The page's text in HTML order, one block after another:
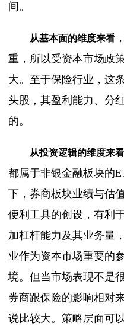
间。
从基本面的维度来看
重，所以受资本市场政
大。至于保险行业，这
头股，其盈利能力、分
的。
从投资逻辑的维度来看
都属于非银金融板块的
下，券商板块业绩与估
便利工具的创设，有利
加杠杆能力及其业务量
业作为资本市场重要的
境。但当市场表现不是
券商跟保险的影响相对
说比较大。策略层面可